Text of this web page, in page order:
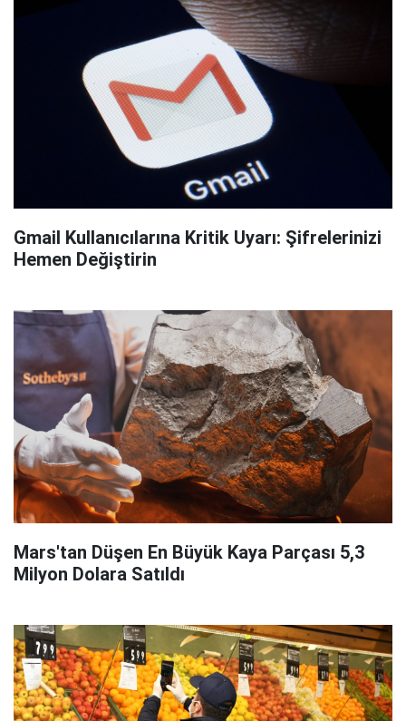
Gmail Kullanıcılarına Kritik Uyarı: Şifrelerinizi
Hemen Değiştirin
Mars'tan Düşen En Büyük Kaya Parçası 5,3
Milyon Dolara Satıldı